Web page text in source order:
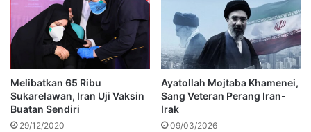
Melibatkan 65 Ribu
Sukarelawan, Iran Uji Vaksin
Buatan Sendiri
29/12/2020
Ayatollah Mojtaba Khamenei,
Sang Veteran Perang Iran-
Irak
09/03/2026